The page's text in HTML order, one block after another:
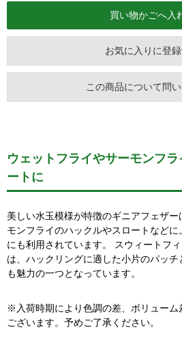
お気に入りに登
この商品について問
ウェットフライやサーモンフ
ートに
美しい水玉模様が特徴のギニアフェザ
モンフライのハックルやスロートなど
にも利用されています。 スウィートフ
は、ハックリングに適した小片のパッ
も魅力の一つとなっています。
※入荷時期により色調の差、ボリューム
ございます。予めご了承ください。